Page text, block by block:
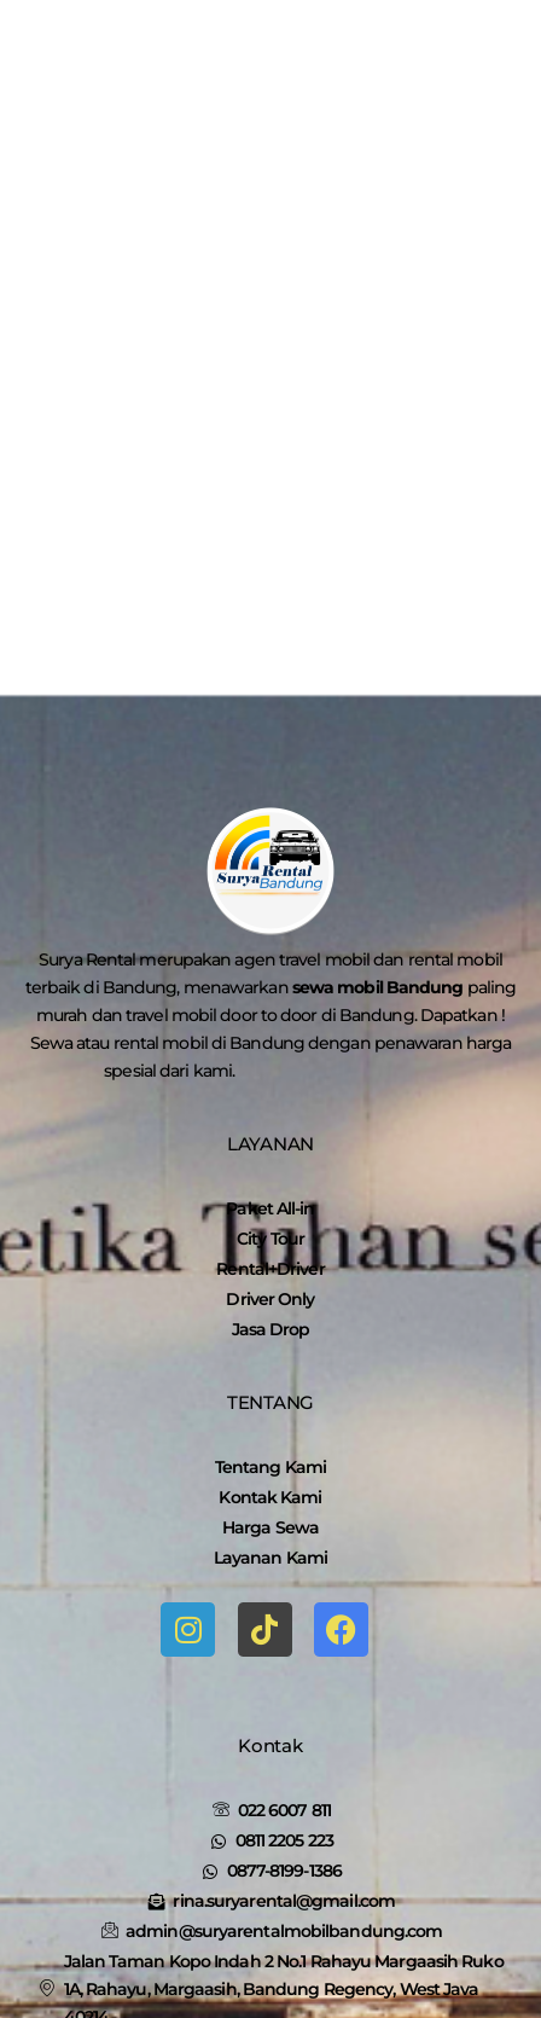
Surya Rental merupakan agen travel mobil dan rental mobil
terbaik di Bandung, menawarkansewa mobil Bandung paling
murah dan travel mobil door to door di Bandung. Dapatkan !
Sewa atau rental mobil di Bandung dengan penawaran harga
spesial dari kami.
LAYANAN
Paket All-in
City Tour
Rental+Driver
Driver Only
Jasa Drop
TENTANG
Tentang Kami
Kontak Kami
Harga Sewa
Layanan Kami
I
n
s
m
T
i
k
k
F
a
c
Kontak
022 6007 811
0811 2205 223
0877-8199-1386
rina.suryarental@gmail.com
admin@suryarentalmobilbandung.com
Jalan Taman Kopo Indah 2 No.1 Rahayu Margaasih Ruko
1A, Rahayu, Margaasih, Bandung Regency, West Java